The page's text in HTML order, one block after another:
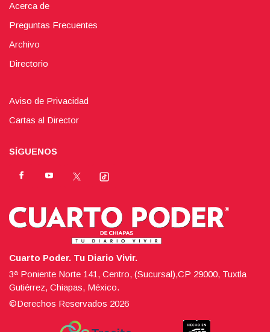
Acerca de
Preguntas Frecuentes
Archivo
Directorio
Aviso de Privacidad
Cartas al Director
SÍGUENOS
Cuarto Poder. Tu Diario Vivir.
3ª Poniente Norte 141, Centro, (Sucursal),CP 29000, Tuxtla
Gutiérrez, Chiapas, México.
©Derechos Reservados 2026